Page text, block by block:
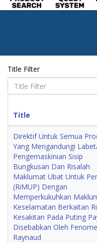
Title Filter
Title
Direktif Untuk Semua
Yang Mengandungi
Pengemaskinian Sisip
Bungkusan Dan Risalah
Maklumat Ubat Untuk
(RiMUP) Dengan
Memperkukuhkan
Keselamatan Berkaitan
Kesakitan Pada Puting
Disebabkan Oleh
Raynaud